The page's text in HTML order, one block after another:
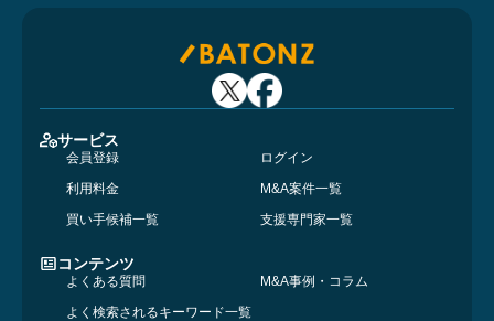
サービス
会員登録
ログイン
利用料金
M&A案件一覧
買い手候補一覧
支援専門家一覧
コンテンツ
よくある質問
M&A事例・コラム
よく検索されるキーワード一覧